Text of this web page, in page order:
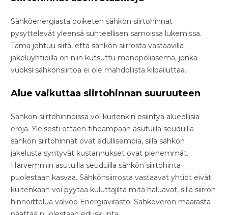
Sähköenergiasta poiketen sähkön siirtohinnat
pysyttelevät yleensä suhteellisen samoissa lukemissa.
Tämä johtuu siitä, että sähkön siirrosta vastaavilla
jakeluyhtiöillä on niin kutsuttu monopoliasema, jonka
vuoksi sähkönsiirtoa ei ole mahdollista kilpailuttaa.
Alue vaikuttaa siirtohinnan suuruuteen
Sähkön siirtohinnoissa voi kuitenkin esiintyä alueellisia
eroja. Yleisesti ottaen tiheämpään asutuilla seuduilla
sähkön siirtohinnat ovat edullisempia, sillä sähkön
jakelusta syntyvät kustannukset ovat pienemmät.
Harvemmin asutuilla seuduilla sähkön siirtohinta
puolestaan kasvaa. Sähkönsiirrosta vastaavat yhtiöt eivät
kuitenkaan voi pyytää kuluttajilta mitä haluavat, sillä siirron
hinnoittelua valvoo Energiavirasto. Sähköveron määrästä